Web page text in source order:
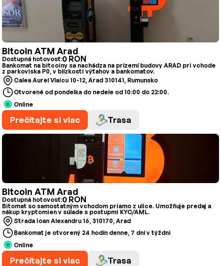
Bitcoin ATM Arad
Dostupná hotovosť:0 RON
Bankomat na bitcoiny sa nachádza na prízemí budovy ARAD pri vchode
z parkoviska P0, v blízkosti výťahov a bankomatov.
Calea Aurel Vlaicu 10-12, Arad 310141, Rumunsko
Otvorené od pondelka do nedele od 10:00 do 22:00.
Online
Prečítajte si viac Trasa
Bitcoin ATM Arad
Dostupná hotovosť:0 RON
Bitomat so samostatným vchodom priamo z ulice. Umožňuje predaj a
nákup kryptomien v súlade s postupmi KYC/AML.
Strada Ioan Alexandru 16, 310170, Arad
Bankomat je otvorený 24 hodín denne, 7 dní v týždni
Online
Prečítajte si viac Trasa